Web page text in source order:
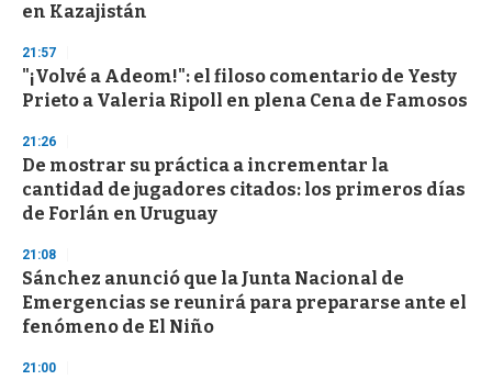
en Kazajistán
21:57
"¡Volvé a Adeom!": el filoso comentario de Yesty
Prieto a Valeria Ripoll en plena Cena de Famosos
21:26
De mostrar su práctica a incrementar la
cantidad de jugadores citados: los primeros días
de Forlán en Uruguay
21:08
Sánchez anunció que la Junta Nacional de
Emergencias se reunirá para prepararse ante el
fenómeno de El Niño
21:00